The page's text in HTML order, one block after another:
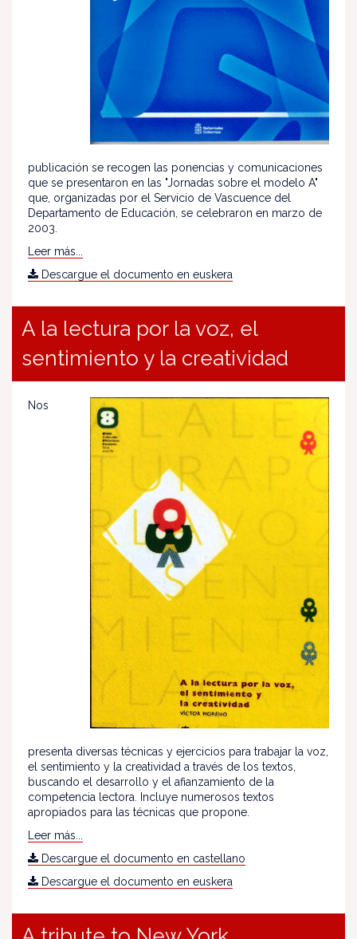
publicación se recogen las ponencias y comunicaciones
que se presentaron en las "Jornadas sobre el modelo A"
que, organizadas por el Servicio de Vascuence del
Departamento de Educación, se celebraron en marzo de
2003.
Leer más...
Descargue el documento en euskera
A la lectura por la voz, el
sentimiento y la creatividad
Nos
presenta diversas técnicas y ejercicios para trabajar la voz,
el sentimiento y la creatividad a través de los textos,
buscando el desarrollo y el afianzamiento de la
competencia lectora. Incluye numerosos textos
apropiados para las técnicas que propone.
Leer más...
Descargue el documento en castellano
Descargue el documento en euskera